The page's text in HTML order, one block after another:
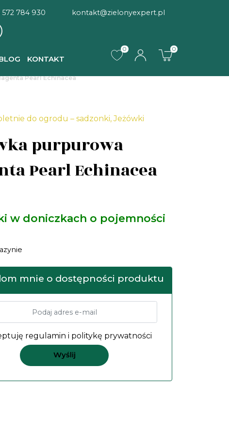
572 784 930
kontakt@zielonyexpert.pl
KONTAKT
0 0
Pearl Echinacea
do ogrodu – sadzonki,Jeżówki
purpurowa
Pearl Echinacea
w doniczkach o pojemności
mnie o dostępności produktu
regulamin i politykę prywatności